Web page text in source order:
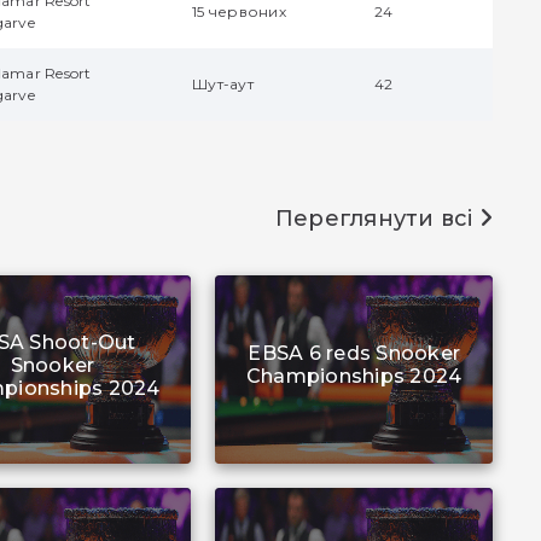
15 червоних 24
Resort
Шут-аут 42
Переглянути всі
Shoot-Out
Snooker
2024
EBSA 6 reds Snooker
Championships 2024